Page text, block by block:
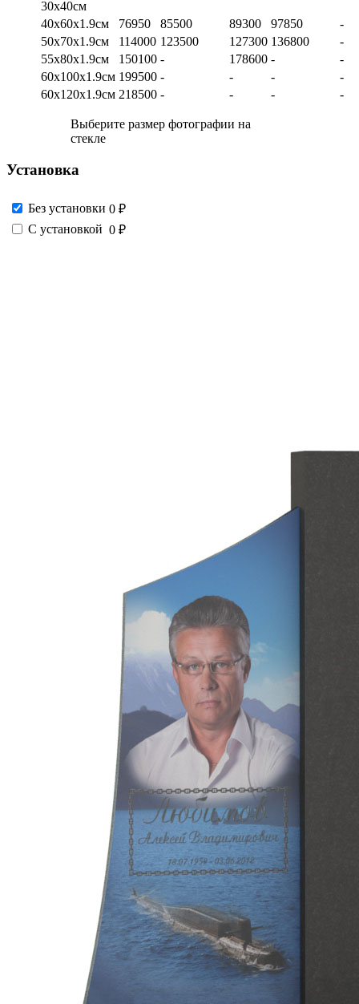
30х40см
40х60х1.9см 76950 85500 89300 97850
-
50х70х1.9см
114000 123500 127300 136800
-
55х80х1.9см
150100 - 178600 -
-
60х100х1.9см 199500 - - -
-
60х120х1.9см 218500 - - - -
Выберите размер фотографии на
стекле
Установка
Без установки 0 ₽
С установкой 0 ₽